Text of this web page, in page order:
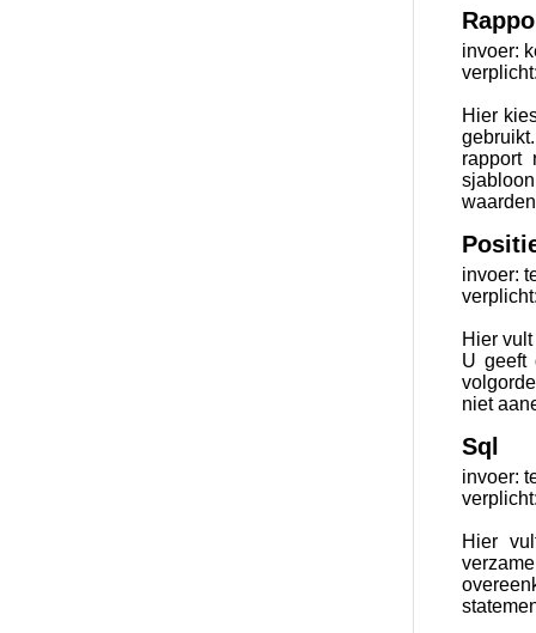
invoer:
Hier
rapport
invoer:
Hier
U geeft
niet
Sql
invoer:
Hier